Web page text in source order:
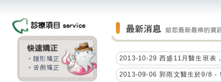
2013-10-29 西盛11月醫生班表
2013-09-06 郭雨文醫生於9/8 -